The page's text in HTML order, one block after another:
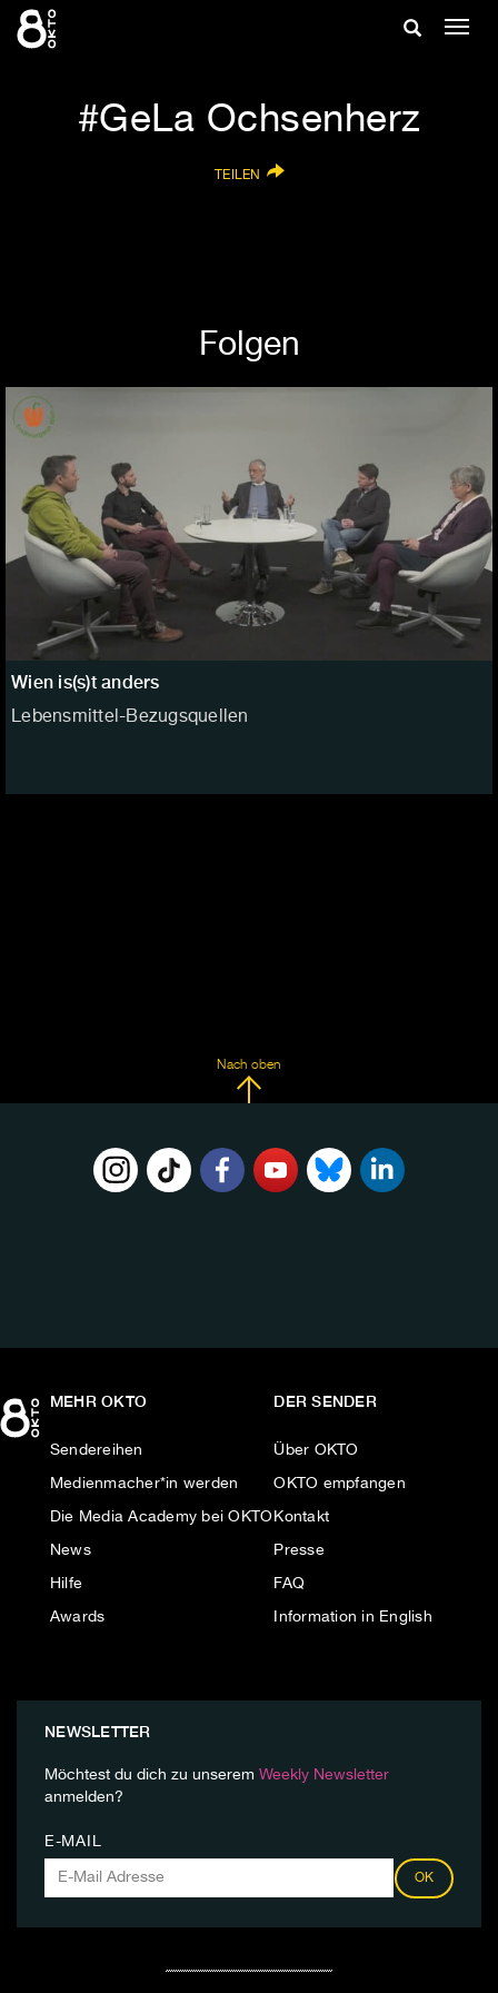
Zum
Inhalt
Suche
GeLa Ochsenherz
TEILEN
Folgen
Wien is(s)t anders
Lebensmittel-Bezugsquellen
Nach oben
MEHR OKTO
Sendereihen
Medienmacher*in werden
Die Media Academy bei OKTO
News
Hilfe
Awards
DER SENDER
Über OKTO
OKTO empfangen
Kontakt
Presse
FAQ
Information in English
NEWSLETTER
Möchtest du dich zu unserem Weekly Newsletter
anmelden?
E-MAIL
OK